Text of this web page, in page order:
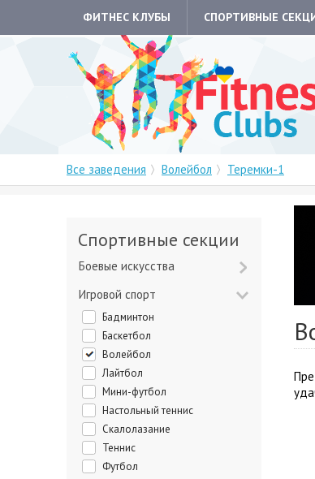
ФИТНЕС КЛУБЫ СПОРТИВНЫЕ
Все заведения Волейбол Теремки-1
Спортивные секции
Боевые искусства
Игровой спорт
Бадминтон
Баскетбол
Волейбол
Лайтбол
Мини-футбол
Настольный теннис
Скалолазание
Теннис
Футбол